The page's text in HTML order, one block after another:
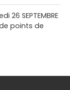
26 SEPTEMBRE
points de